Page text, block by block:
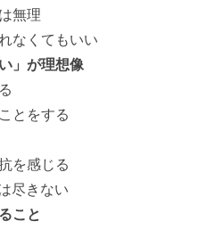
無理
くてもいい
」が理想像
をする
を感じる
きない
こと